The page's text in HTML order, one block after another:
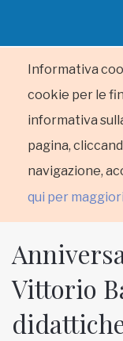
Informativa
cookie per le
informativa
pagina,
navigazione,
qui per
HOME
Vittorio